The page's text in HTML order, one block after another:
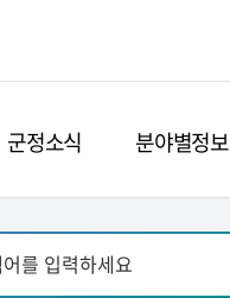
군정소식 분야별정보